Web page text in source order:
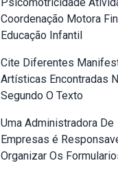
Coordenação Motora
Educação Infantil
Cite Diferentes
Artísticas Encontradas
Segundo O Texto
Uma Administradora De
Empresas é
Organizar Os